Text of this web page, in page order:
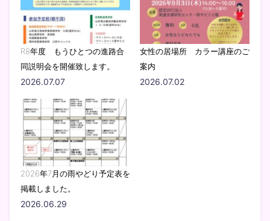
R8年度 もうひとつの進路合
同説明会を開催致します。
2026.07.07
女性の居場所 カラー講座のご
案内
2026.07.02
2026年7月の雨やどり予定表を
掲載しました。
2026.06.29